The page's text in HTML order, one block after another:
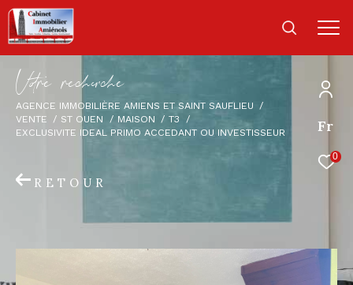
Fr
0
Vore recece
AGENCE IMMOBILIÈRE AMIENS ET SAINT SAUFLIEU
VENTE
ST OUEN MAISON
T3
EXCLUSIVITE IDEAL PRIMO ACCEDANT OU INVESTISSEUR
RETOUR